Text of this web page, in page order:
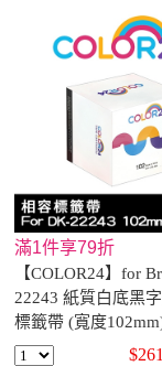
滿1件享79折
【COLOR24】for
22243 紙質白底黑
標籤帶 (寬度
$261